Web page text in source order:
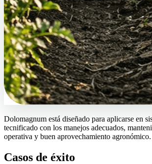
Dolomagnum está diseñado para aplicarse en
tecnificado con los manejos adecuados,
operativa y buen aprovechamiento agronómico.
Casos de éxito